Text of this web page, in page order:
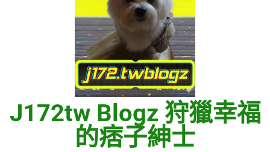
J172tw Blogz 狩獵幸福
的痞子紳士